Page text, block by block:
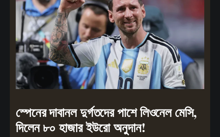
স্পেনের দাবানল দুর্গতদের পাশে লিওনেল মেসি,
দিলেন ৮০ হাজার ইউরো অনুদান!